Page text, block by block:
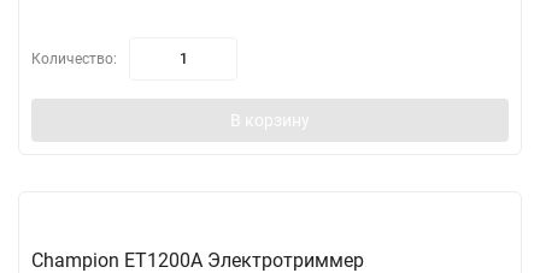
Количество:
В корзину
Champion ET1200A Электротриммер